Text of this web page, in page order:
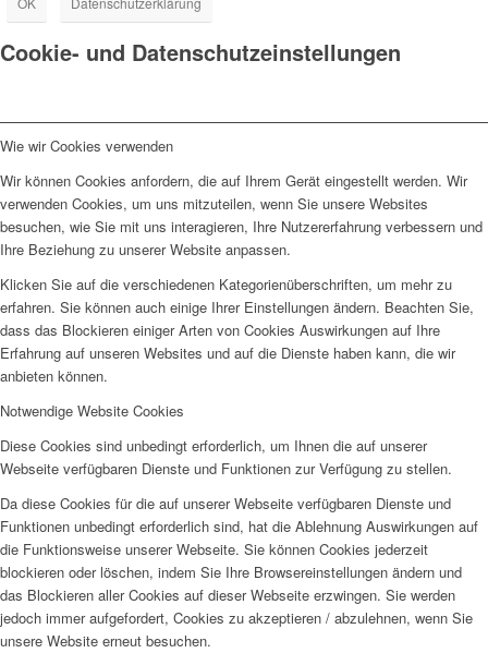
Cookie- und Datenschutzeinstellungen
Wie wir Cookies verwenden
Wir können Cookies anfordern, die auf Ihrem Gerät eingestellt werden. Wir
verwenden Cookies, um uns mitzuteilen, wenn Sie unsere Websites
besuchen, wie Sie mit uns interagieren, Ihre Nutzererfahrung verbessern und
Ihre Beziehung zu unserer Website anpassen.
Klicken Sie auf die verschiedenen Kategorienüberschriften, um mehr zu
erfahren. Sie können auch einige Ihrer Einstellungen ändern. Beachten Sie,
dass das Blockieren einiger Arten von Cookies Auswirkungen auf Ihre
Erfahrung auf unseren Websites und auf die Dienste haben kann, die wir
anbieten können.
Notwendige Website Cookies
Diese Cookies sind unbedingt erforderlich, um Ihnen die auf unserer
Webseite verfügbaren Dienste und Funktionen zur Verfügung zu stellen.
Da diese Cookies für die auf unserer Webseite verfügbaren Dienste und
Funktionen unbedingt erforderlich sind, hat die Ablehnung Auswirkungen auf
die Funktionsweise unserer Webseite. Sie können Cookies jederzeit
blockieren oder löschen, indem Sie Ihre Browsereinstellungen ändern und
das Blockieren aller Cookies auf dieser Webseite erzwingen. Sie werden
jedoch immer aufgefordert, Cookies zu akzeptieren / abzulehnen, wenn Sie
unsere Website erneut besuchen.